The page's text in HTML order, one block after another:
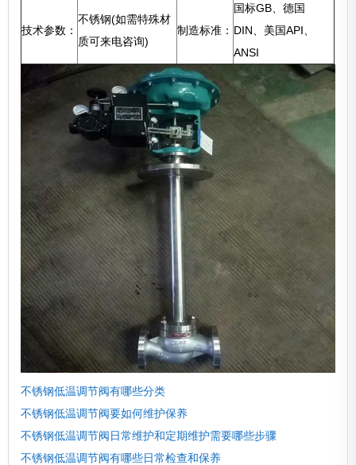
技术参数：
不锈钢(如需特殊材
质可来电咨询)
制造标准：
国标GB、德国
DIN、美国API、
ANSI
不锈钢低温调节阀有哪些分类
不锈钢低温调节阀要如何维护保养
不锈钢低温调节阀日常维护和定期维护需要哪些步骤
不锈钢低温调节阀有哪些日常检查和保养